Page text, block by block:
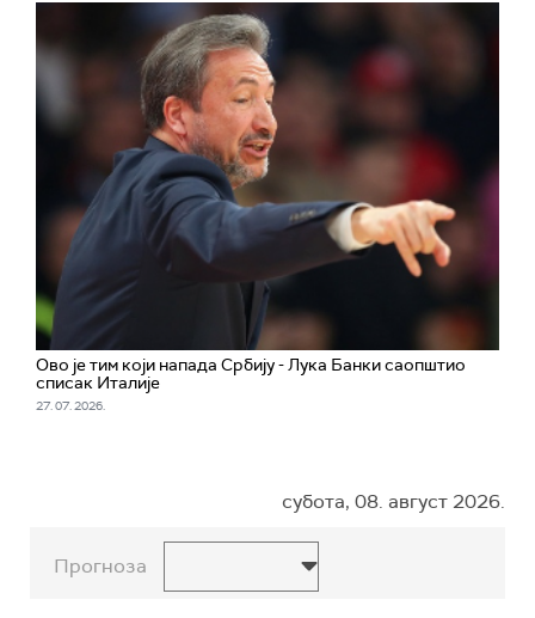
Ово је тим који напада Србију - Лука Банки саопштио
списак Италије
27. 07. 2026.
субота, 08. август 2026.
Прогноза